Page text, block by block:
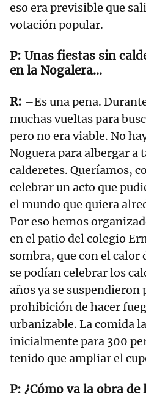
eso era previsible que
votación popular.
Unas fiestas sin
en la Nogalera...
–Es una pena.
muchas vueltas para
pero no era viable. No
Noguera para albergar a
calderetes. Queríamos,
celebrar un acto que
el mundo que quiera
Por eso hemos
en el patio del colegio
sombra, que con el calor
se podían celebrar los
años ya se suspendieron
prohibición de hacer
urbanizable. La comida
inicialmente para 300
tenido que ampliar el
¿Cómo va la obra de